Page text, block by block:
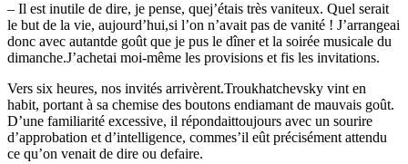
– Il est inutile de dire, je pense, quej’étais très vaniteux. Quel serait
le but de la vie, aujourd’hui,si l’on n’avait pas de vanité ! J’arrangeai
donc avec autantde goût que je pus le dîner et la soirée musicale du
dimanche.J’achetai moi-même les provisions et fis les invitations.
Vers six heures, nos invités arrivèrent.Troukhatchevsky vint en
habit, portant à sa chemise des boutons endiamant de mauvais goût.
D’une familiarité excessive, il répondaittoujours avec un sourire
d’approbation et d’intelligence, commes’il eût précisément attendu
ce qu’on venait de dire ou defaire.